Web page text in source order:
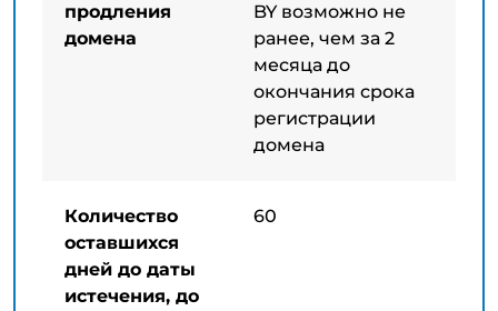
продления
домена
BY возможно не
ранее, чем за 2
месяца до
окончания срока
регистрации
домена
Количество
оставшихся
дней до даты
истечения, до
60